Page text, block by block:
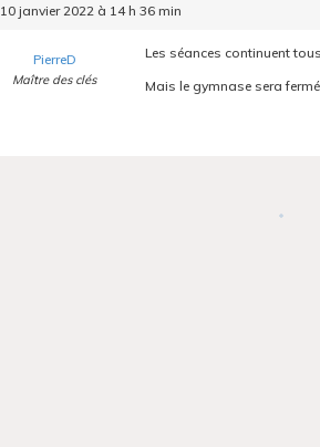
10 janvier 2022 à 14 h 36 min
PierreD
Maître des clés
Les séances continuent
Mais le gymnase sera